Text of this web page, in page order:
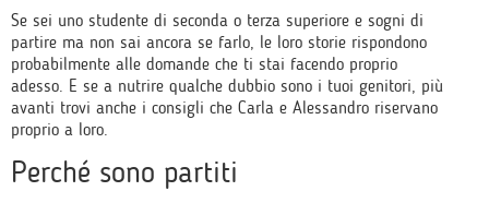
Se sei uno studente di seconda o terza superiore e sogni di
partire ma non sai ancora se farlo, le loro storie rispondono
probabilmente alle domande che ti stai facendo proprio
adesso. E se a nutrire qualche dubbio sono i tuoi genitori, più
avanti trovi anche i consigli che Carla e Alessandro riservano
proprio a loro.
Perché sono partiti